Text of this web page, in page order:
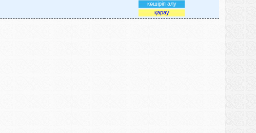
көшіріп алу
қарау